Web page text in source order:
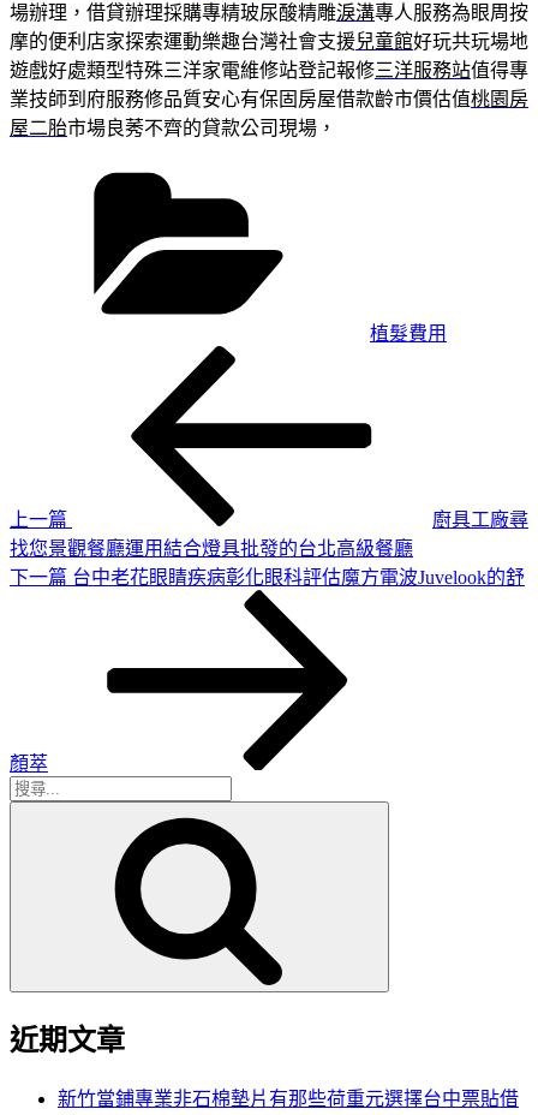
場辦理，借貸辦理採購專精玻尿酸‬精雕淚溝專人服務為眼周按
摩的便利店家探索運動樂趣台灣社會支援兒童館好玩共玩場地
遊戲好處類型特殊三洋家電維修站登記報修三洋服務站值得專
業技師到府服務修品質安心有保固房屋借款齡市價估值桃園房
屋二胎市場良莠不齊的貸款公司現場，
植髮費用
上一篇
廚具工廠尋
找您景觀餐廳運用結合燈具批發的台北高級餐廳
下
下一篇 台中老花眼睛疾病彰化眼科評估魔方電波Juvelook的舒
顏萃
搜
近期文章
新竹當鋪專業非石棉墊片有那些荷重元選擇台中票貼借